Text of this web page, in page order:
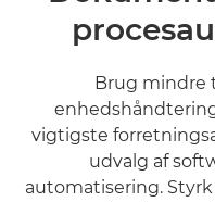
Brug mindre
vigtigste
udvalg af
automatisering.